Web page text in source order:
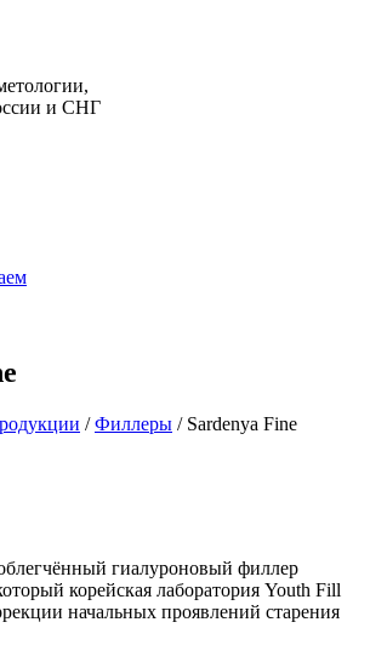
и СНГ
/Филлеры / Sardenya Fine
гиалуроновый филлер
корейская лаборатория Youth Fill
начальных проявлений старения